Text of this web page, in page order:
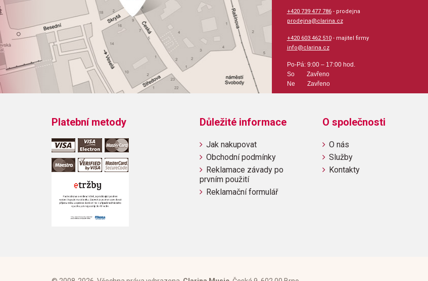
Počet skladeb: 7
+420 739 477 786- prodejna
prodejna@clarina.cz
+420 603 462 510- majitel firmy
info@clarina.cz
Po-Pá: 9:00 – 17:00 hod.
So Zavřeno
Ne Zavřeno
Platební metody Důležité informace
Jak nakupovat
Obchodní podmínky
Reklamace závady po
prvním použití
Reklamační formulář
O společnosti
O nás
Služby
Kontakty